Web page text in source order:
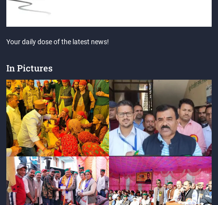
Your daily dose of the latest news!
In Pictures